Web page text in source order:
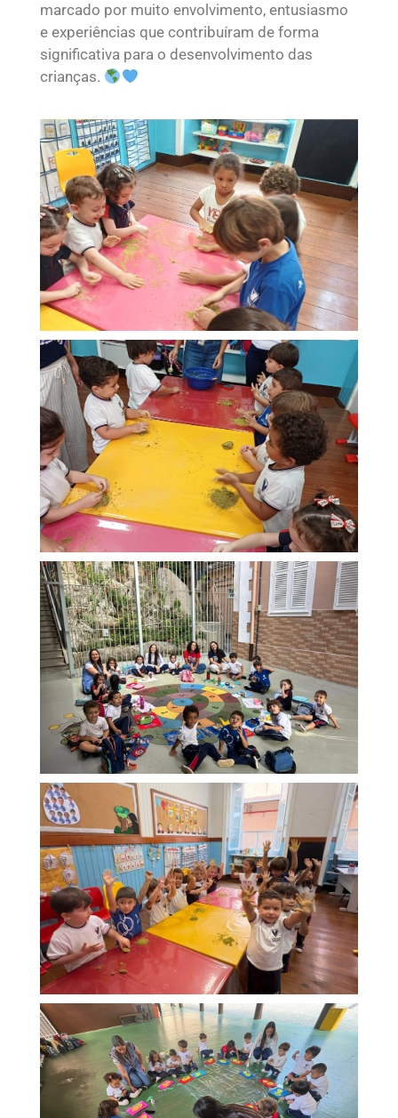
marcado por muito envolvimento, entusiasmo
e experiências que contribuíram de forma
significativa para o desenvolvimento das
crianças.